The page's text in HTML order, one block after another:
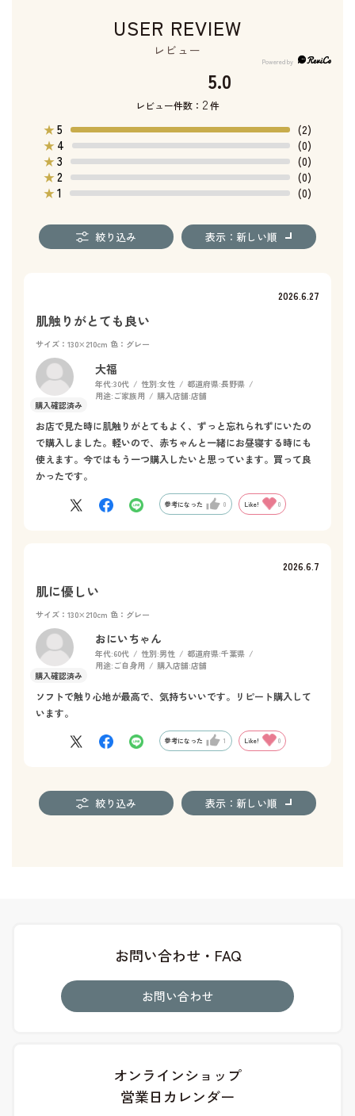
USER REVIEW
レビュー
5.0
レビュー件数： 2件
★5
(2)
★ 4
(0)
★3
(0)
★2
(0)
★1 (0)
絞り込み 表示：新しい順
2026.6.27
肌触りがとても良い
サイズ：130×210cm 色：グレー
大福
年代:30代 性別:女性 都道府県:長野県
用途: ご家族用 購入店舗:店舗
お店で見た時に肌触りがとてもよく、ずっと忘れられずにいたの
で購入しました。軽いので、赤ちゃんと一緒にお昼寝する時にも
使えます。今ではもう一つ購入したいと思っています。買って良
かったです。
参考になった 0 Like! 0
2026.6.7
肌に優しい
サイズ：130×210cm 色：グレー
おにいちゃん
年代:60代 性別:男性 都道府県:千葉県
用途: ご自身用 購入店舗:店舗
ソフトで触り心地が最高で、気持ちいいです。リピート購入して
います。
参考になった 1 Like! 0
絞り込み 表示：新しい順
お問い合わせ・FAQ
お問い合わせ
オンラインショップ
営業日カレンダー